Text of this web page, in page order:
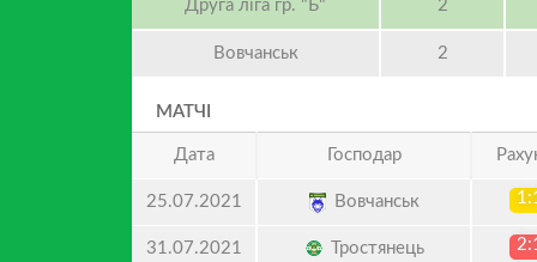
Друга ліга гр. "Б" 2
Вовчанськ 2
МАТЧІ
Дата Господар
25.07.2021 Вовчанськ
31.07.2021 Тростянець